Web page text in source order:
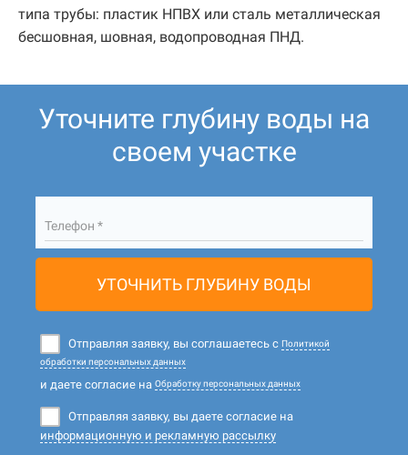
типа трубы: пластик НПВХ или сталь металлическая
бесшовная, шовная, водопроводная ПНД.
Уточните глубину воды на
своем участке
Телефон *
УТОЧНИТЬ ГЛУБИНУ ВОДЫ
Отправляя заявку, вы соглашаетесь с Политикой
обработки персональных данных
и даете согласие на Обработку персональных данных
Отправляя заявку, вы даете согласие на
информационную и рекламную рассылку